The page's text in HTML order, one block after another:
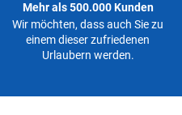
Mehr als 500.000 Kunden
Wir möchten, dass auch Sie zu
einem dieser zufriedenen
Urlaubern werden.